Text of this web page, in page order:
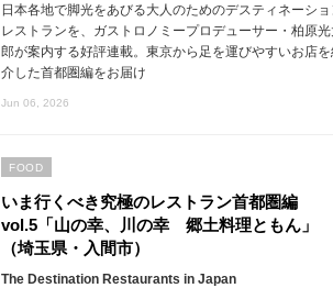
日本各地で脚光をあびる大人のためのデスティネーショ
レストランを、ガストロノミープロデューサー・柏原光
郎が案内する好評連載。東京から足を運びやすいお店を
介した首都圏編をお届け
Jun 06, 2026
いま行くべき究極のレストラン首都圏編
vol.5「山の幸、川の幸 郷土料理ともん」
（埼玉県・入間市）
The Destination Restaurants in Japan
FOOD